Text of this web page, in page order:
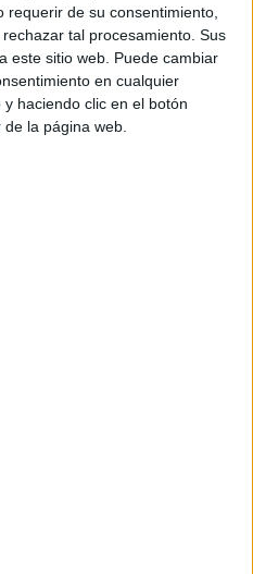
de su consentimiento,
tal procesamiento. Sus
este sitio web. Puede cambiar
en cualquier
haciendo clic en el botón
la página web.
con obras musicales de
acompañadas de otras
de la Comgeceu ha estado
Mercado Pérez. Además,
Coral de Ceuta ‘Andrés